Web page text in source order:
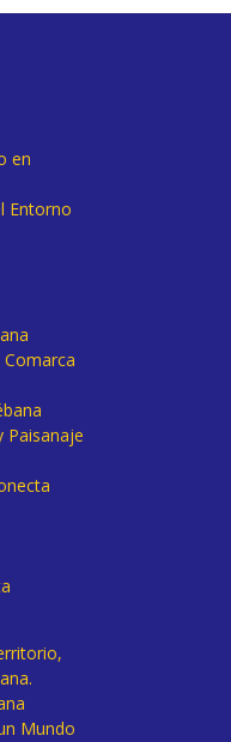
en
Entorno
Paisanaje
Mundo